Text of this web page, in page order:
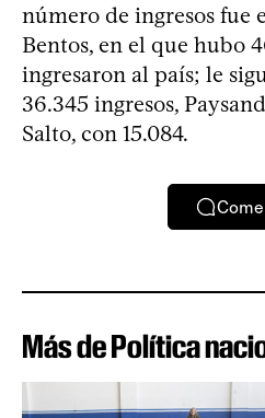
número de ingresos fue
Bentos, en el que hubo
ingresaron al país; le
36.345 ingresos,
Salto, con 15.084.
Más de Política